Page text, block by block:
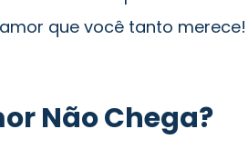
que você tanto merece!
Não Chega?